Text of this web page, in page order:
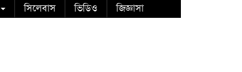
সিলেবাস ভিডিও জিজ্ঞাসা